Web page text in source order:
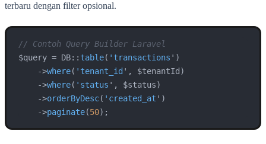
terbaru dengan filter opsional.
// Contoh Query Builder Laravel
$query = DB:: table( 'transactions ')
->where( 'tenant_id ', $tenantId)
->where( 'status ', $status)
->orderByDesc( 'created_at ')
->paginate(50);